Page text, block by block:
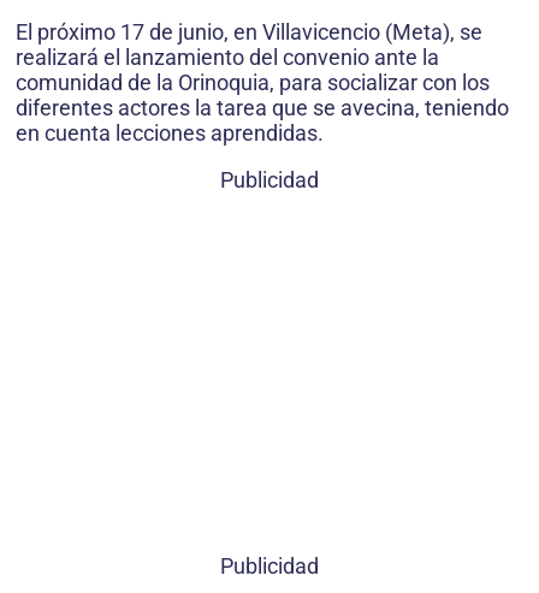
El próximo 17 de junio, en Villavicencio (Meta), se
realizará el lanzamiento del convenio ante la
comunidad de la Orinoquia, para socializar con los
diferentes actores la tarea que se avecina, teniendo
en cuenta lecciones aprendidas.
Publicidad
Publicidad